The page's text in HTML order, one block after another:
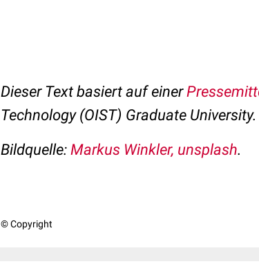
Dieser Text basiert auf einer
Technology (OIST) Graduate University.
Bildquelle: Markus Winkler, unsplash.
© Copyright